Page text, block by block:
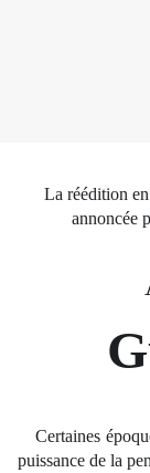
La réédition
annoncée
Certaines
puissance de la